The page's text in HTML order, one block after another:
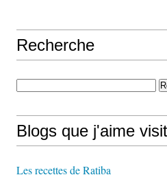
Recherche
Blogs que j'aime
Les recettes de Ratiba